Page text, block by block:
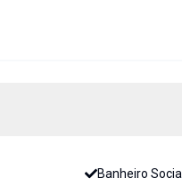
Banheiro Social